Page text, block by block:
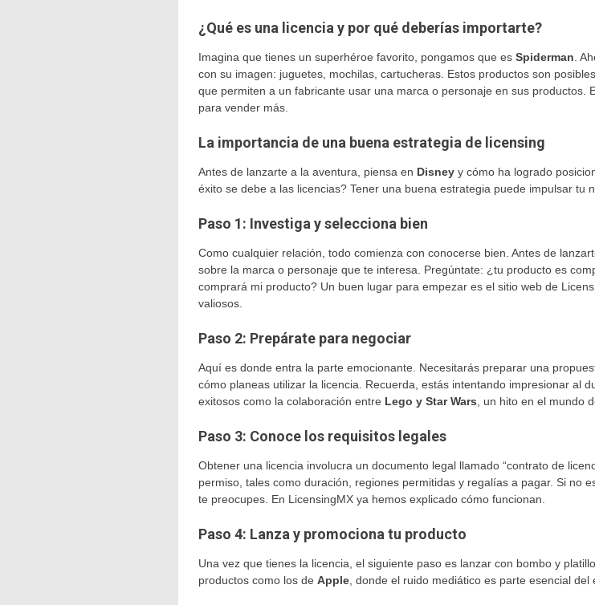
¿Qué es una licencia y por qué deberías importarte?
Imagina que tienes un superhéroe favorito, pongamos que es Spiderman .
con su imagen: juguetes, mochilas, cartucheras. Estos productos son
que permiten a un fabricante usar una marca o personaje en sus productos.
para vender más.
La importancia de una buena estrategia de licensing
Antes de lanzarte a la aventura, piensa en Disney y cómo ha logrado
éxito se debe a las licencias? Tener una buena estrategia puede impulsar tu
Paso 1: Investiga y selecciona bien
Como cualquier relación, todo comienza con conocerse bien. Antes de
sobre la marca o personaje que te interesa. Pregúntate: ¿tu producto es
comprará mi producto? Un buen lugar para empezar es el sitio web de
valiosos.
Paso 2: Prepárate para negociar
Aquí es donde entra la parte emocionante. Necesitarás preparar una
cómo planeas utilizar la licencia. Recuerda, estás intentando impresionar al
exitosos como la colaboración entre Lego y Star Wars , un hito en el mundo
Paso 3: Conoce los requisitos legales
Obtener una licencia involucra un documento legal llamado “contrato de
permiso, tales como duración, regiones permitidas y regalías a pagar. Si no
te preocupes. En LicensingMX ya hemos explicado cómo funcionan.
Paso 4: Lanza y promociona tu producto
Una vez que tienes la licencia, el siguiente paso es lanzar con bombo y
productos como los de Apple , donde el ruido mediático es parte esencial del